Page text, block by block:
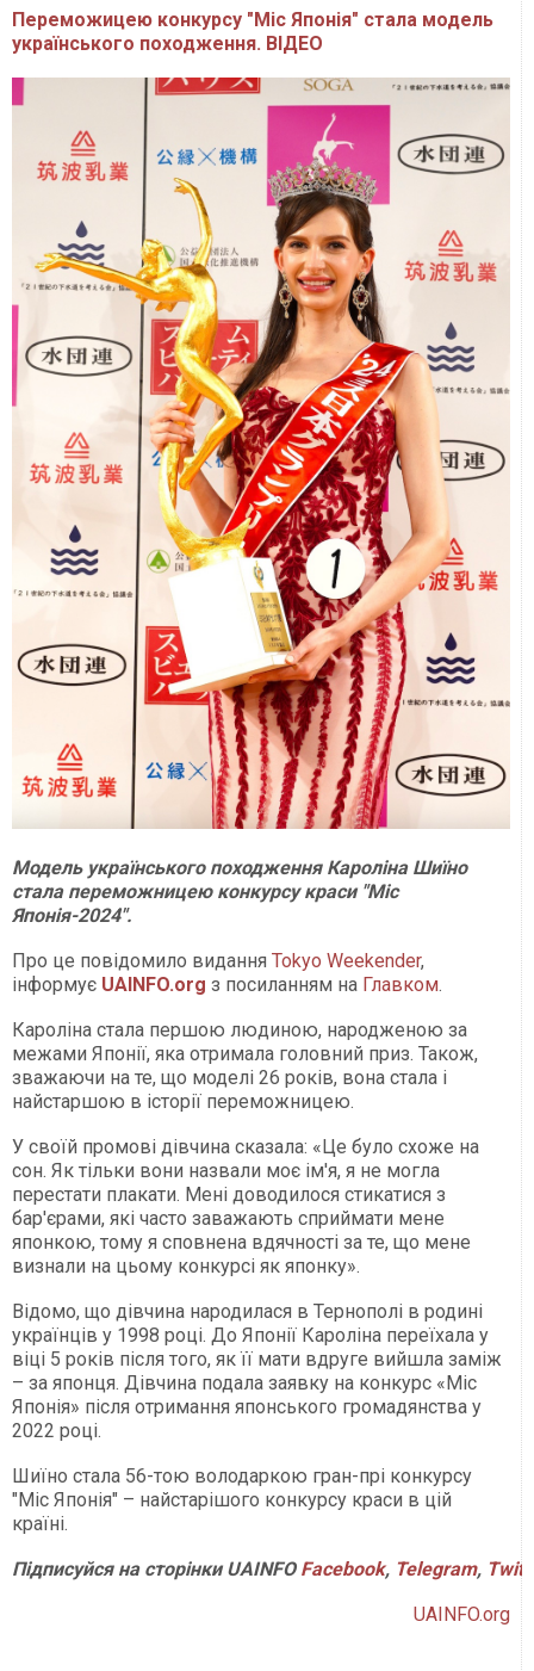
Переможицею конкурсу "Міс Японія" стала модель
українського походження. ВІДЕО
Модель українського походження Кароліна Шиїно
стала переможницею конкурсу краси "Міс
Японія-2024".
Про це повідомило видання Tokyo Weekender,
інформує UAINFO.org з посиланням на Главком.
Кароліна стала першою людиною, народженою за
межами Японії, яка отримала головний приз. Також,
зважаючи на те, що моделі 26 років, вона стала і
найстаршою в історії переможницею.
У своїй промові дівчина сказала: «Це було схоже на
сон. Як тільки вони назвали моє ім'я, я не могла
перестати плакати. Мені доводилося стикатися з
бар'єрами, які часто заважають сприймати мене
японкою, тому я сповнена вдячності за те, що мене
визнали на цьому конкурсі як японку».
Відомо, що дівчина народилася в Тернополі в родині
українців у 1998 році. До Японії Кароліна переїхала у
віці 5 років після того, як її мати вдруге вийшла заміж
– за японця. Дівчина подала заявку на конкурс «Міс
Японія» після отримання японського громадянства у
2022 році.
Шиїно стала 56-тою володаркою гран-прі конкурсу
"Міс Японія" – найстарішого конкурсу краси в цій
країні.
Підписуйся на сторінки UAINFO Facebook, Telegram,
UAINFO.org